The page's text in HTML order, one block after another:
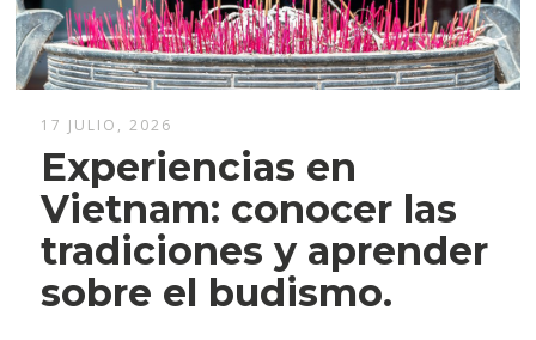
17 JULIO, 2026
Experiencias en
Vietnam: conocer las
tradiciones y aprender
sobre el budismo.